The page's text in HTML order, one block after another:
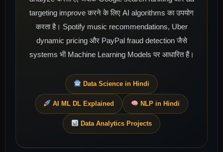
targeting improve करने के लिए AI algorithms का उपयोग
करता है। Spotify music recommendations, Uber
dynamic pricing और PayPal fraud detection जैसे
systems भी Machine Learning Models पर आधारित हैं।
Data Science in Hindi
AI ML DL Explained NLP in Hindi
Data Analytics Projects